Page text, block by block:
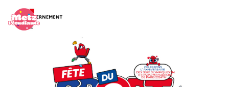
Panneau de gestion des cookies